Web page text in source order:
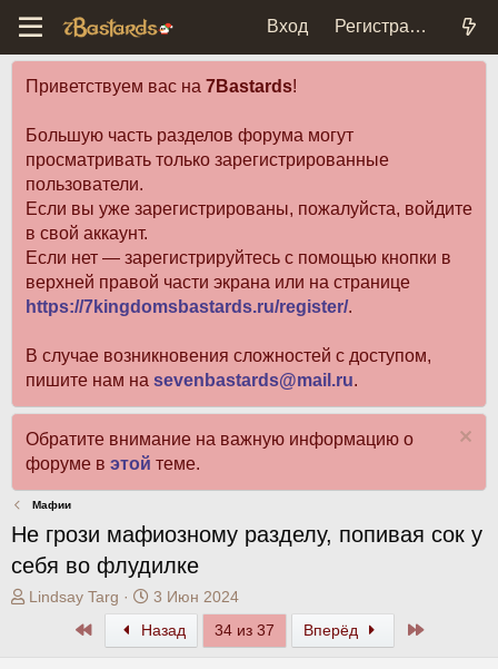
Вход Регистрация
Приветствуем вас на 7Bastards!
Большую часть разделов форума могут
просматривать только зарегистрированные
пользователи.
Если вы уже зарегистрированы, пожалуйста, войдите
в свой аккаунт.
Если нет — зарегистрируйтесь с помощью кнопки в
верхней правой части экрана или на странице
https://7kingdomsbastards.ru/register/.
В случае возникновения сложностей с доступом,
пишите нам на sevenbastards@mail.ru.
Обратите внимание на важную информацию о
форуме в этой теме.
Мафии
Не грози мафиозному разделу, попивая сок у
себя во флудилке
АLindsay Targ
Д
а
т
3 Июн 2024
ПервыйНазад 34 из 37 Вперёд